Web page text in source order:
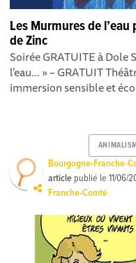
Les Murmures de
de Zinc
Soirée GRATUITE à Dole
l’eau… » – GRATUIT
immersion sensible et
Bourgogne-Franche-
article publié le11/06/
Franche-Comté